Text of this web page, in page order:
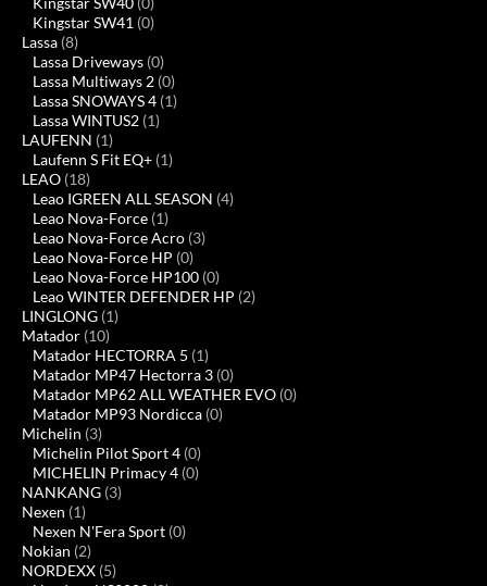
Kingstar SW41 (0)
Lassa (8)
Lassa Driveways (0)
Lassa Multiways 2 (0)
Lassa SNOWAYS 4 (1)
Lassa WINTUS2 (1)
LAUFENN (1)
Laufenn S Fit EQ+ (1)
LEAO (18)
Leao IGREEN ALL SEASON (4)
Leao Nova-Force (1)
Leao Nova-Force Acro (3)
Leao Nova-Force HP (0)
Leao Nova-Force HP100 (0)
Leao WINTER DEFENDER HP (2)
LINGLONG (1)
Matador (10)
Matador HECTORRA 5 (1)
Matador MP47 Hectorra 3 (0)
Matador MP62 ALL WEATHER EVO (0)
Matador MP93 Nordicca (0)
Michelin (3)
Michelin Pilot Sport 4 (0)
MICHELIN Primacy 4 (0)
NANKANG (3)
Nexen (1)
Nexen N'Fera Sport (0)
Nokian (2)
NORDEXX (5)